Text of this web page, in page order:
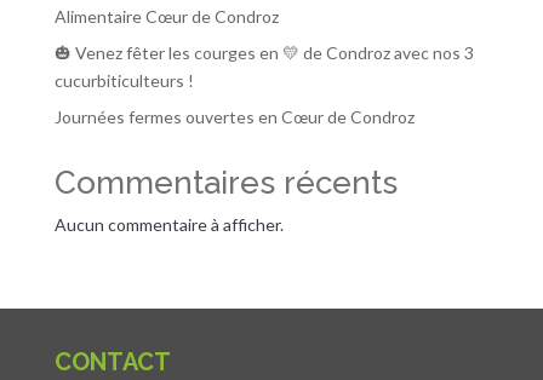
Alimentaire Cœur de Condroz
🎃 Venez fêter les courges en 💛 de Condroz avec nos 3
cucurbiticulteurs !
Journées fermes ouvertes en Cœur de Condroz
Commentaires récents
Aucun commentaire à afficher.
CONTACT